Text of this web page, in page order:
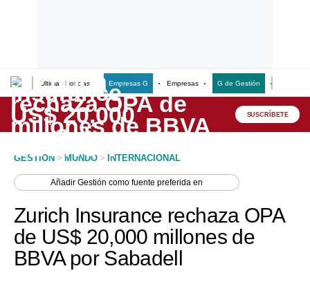
Últimas Noticias Empresas G Empresas G de Gestión
Lo último
Peru Quiosco
Economía
Mercados
SUSCRÍBETE
GESTION > MUNDO > INTERNACIONAL
AñadirGestión como fuente preferida en
Zurich Insurance rechaza OPA
de US$ 20,000 millones de
BBVA por Sabadell